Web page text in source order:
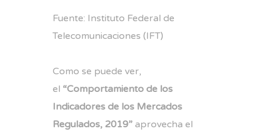
Fuente: Instituto Federal de
Telecomunicaciones (IFT)
Como se puede ver,
el “Comportamiento de los
Indicadores de los Mercados
Regulados, 2019” aprovecha el